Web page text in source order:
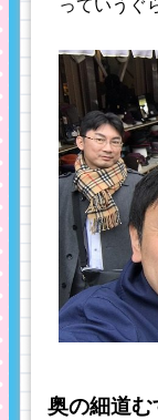
っていうぐ
奥の細道